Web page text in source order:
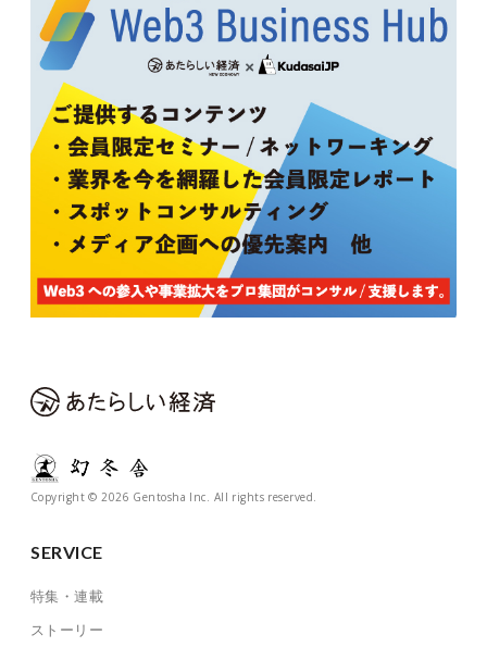
Copyright © 2026 Gentosha Inc. All rights reserved.
SERVICE
特集・連載
ストーリー